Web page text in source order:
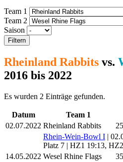
Team 1
Team 2
Saison
Filtern
Rheinland Rabbits vs.
2016 bis 2022
Es wurden 2 Einträge gefunden.
Datum Team 1
02.07.2022 Rheinland Rabbits 25
Rhein-Wein-Bowl I |
Platz 7 | HZ1 19:13,
14.05.2022 Wesel Rhine Flags 35